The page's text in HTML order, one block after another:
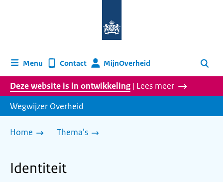
homepage
Menu Contact MijnOverheid Zoeken
Deze website is in ontwikkeling | Lees meer
Wegwijzer Overheid
Home Thema's
Identiteit